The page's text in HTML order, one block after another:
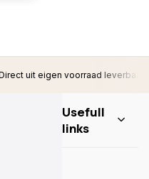
uit eigen voorraad leverbaar
Usefull
links